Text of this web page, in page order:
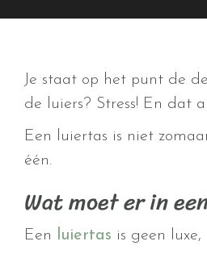
Je staat op het punt de
de luiers? Stress! En dat
Een luiertas is niet
één.
Wat moet er in
Een luiertas is geen